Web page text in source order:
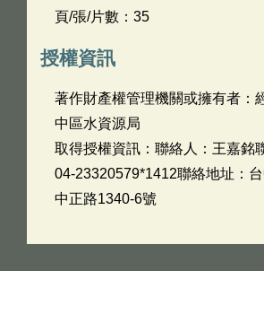
頁/張/片數：35
授權資訊
著作財產權管理機關或擁有者：
中區水資源局
取得授權資訊：聯絡人：王嘉銘
04-23320579*1412聯絡地址：
中正路1340-6號